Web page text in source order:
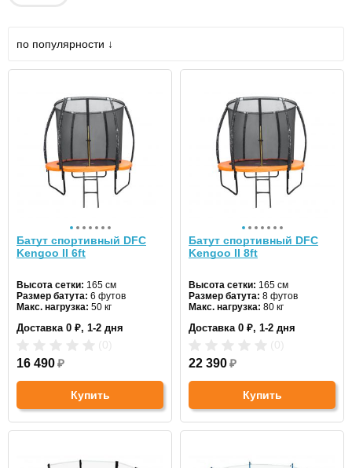
по популярности ↓
Батут спортивный DFC
Kengoo II 6ft
Высота сетки: 165 см
Размер батута: 6 футов
Макс. нагрузка: 50 кг
Цвет:оранжевый
Доставка 0 ₽, 1-2 дня
16 490₽
Купить
Батут спортивный DFC
Kengoo II 8ft
Высота сетки: 165 см
Размер батута: 8 футов
Макс. нагрузка: 80 кг
Цвет:оранжевый
Доставка 0 ₽, 1-2 дня
22 390₽
Купить